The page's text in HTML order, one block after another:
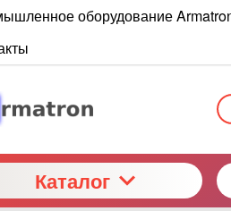
оборудование
Каталог